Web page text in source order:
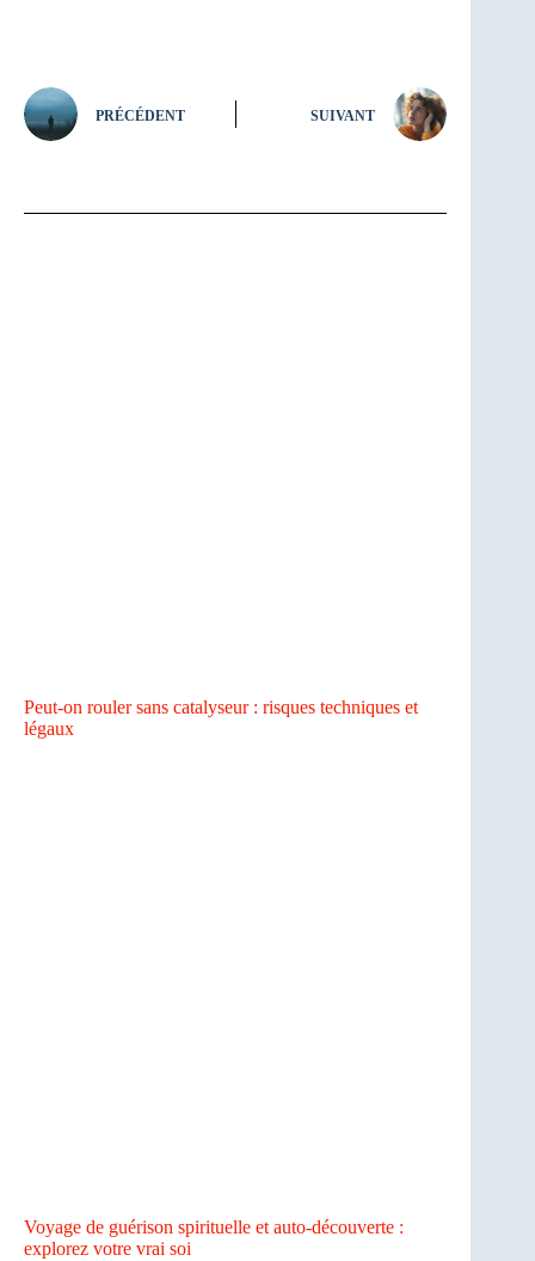
PRÉCÉDENT SUIVANT
Peut-on rouler sans catalyseur : risques techniques et
légaux
Voyage de guérison spirituelle et auto-découverte :
explorez votre vrai soi